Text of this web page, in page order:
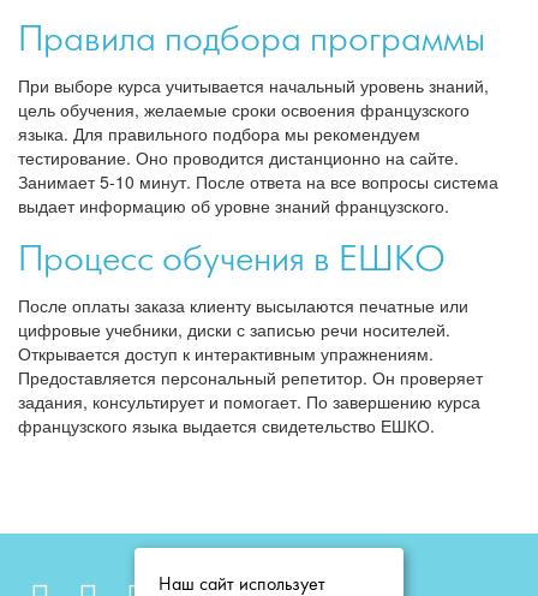
Правила подбора программы
При выборе курса учитывается начальный уровень знаний,
цель обучения, желаемые сроки освоения французского
языка. Для правильного подбора мы рекомендуем
тестирование. Оно проводится дистанционно на сайте.
Занимает 5-10 минут. После ответа на все вопросы система
выдает информацию об уровне знаний французского.
Процесс обучения в ЕШКО
После оплаты заказа клиенту высылаются печатные или
цифровые учебники, диски с записью речи носителей.
Открывается доступ к интерактивным упражнениям.
Предоставляется персональный репетитор. Он проверяет
задания, консультирует и помогает. По завершению курса
французского языка выдается свидетельство ЕШКО.
Наш сайт использует